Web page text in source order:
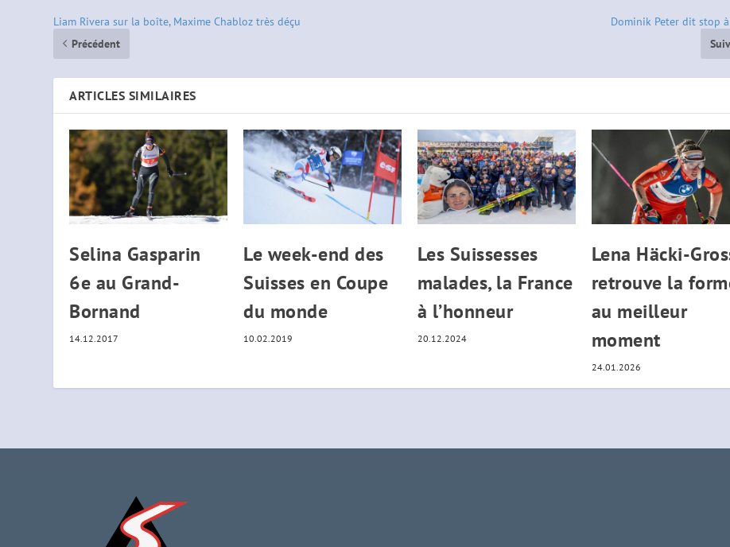
Liam Rivera sur la boîte, Maxime Chabloz très déçu
Précédent
Dominik Peter dit stop
ARTICLES SIMILAIRES
Selina Gasparin
6e au Grand-
Bornand
14.12.2017
Le week-end des
Suisses en Coupe
du monde
10.02.2019
Les Suissesses
malades, la France
à l’honneur
20.12.2024
Lena Häcki-
retrouve la
au meilleur
moment
24.01.2026